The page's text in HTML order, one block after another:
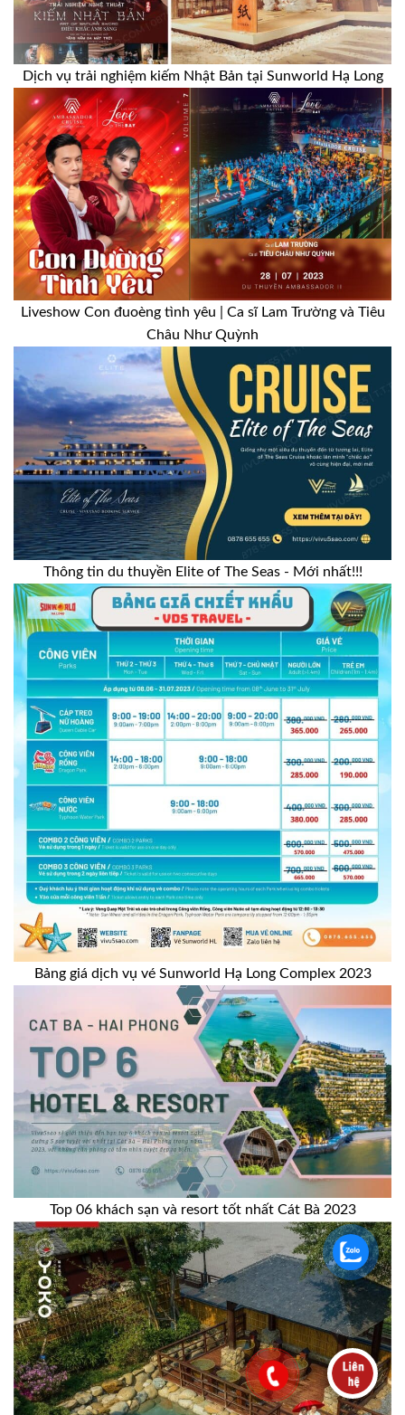
Dịch vụ trải nghiệm kiếm Nhật Bản tại Sunworld Hạ Long
Liveshow Con đuoèng tình yêu | Ca sĩ Lam Trường và Tiêu
Châu Như Quỳnh
Thông tin du thuyền Elite of The Seas - Mới nhất!!!
Bảng giá dịch vụ vé Sunworld Hạ Long Complex 2023
Top 06 khách sạn và resort tốt nhất Cát Bà 2023